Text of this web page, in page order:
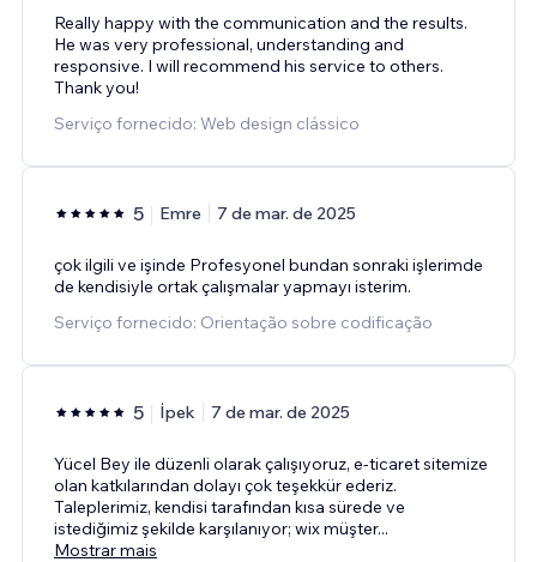
Really happy with the communication and the results.
He was very professional, understanding and
responsive. I will recommend his service to others.
Thank you!
Serviço fornecido: Web design clássico
5 Emre 7 de mar. de 2025
çok ilgili ve işinde Profesyonel bundan sonraki işlerimde
de kendisiyle ortak çalışmalar yapmayı isterim.
Serviço fornecido: Orientação sobre codificação
5 İpek 7 de mar. de 2025
Yücel Bey ile düzenli olarak çalışıyoruz, e-ticaret sitemize
olan katkılarından dolayı çok teşekkür ederiz.
Taleplerimiz, kendisi tarafından kısa sürede ve
istediğimiz şekilde karşılanıyor; wix müşter...
Mostrar mais